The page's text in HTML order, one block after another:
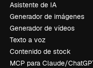
Asistente de IA
Generador de imágenes
Generador de vídeos
Texto a voz
Contenido de stock
MCP para Claude/